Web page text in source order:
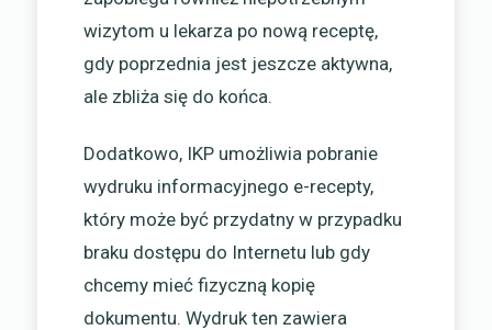
wizytom u lekarza po nową receptę,
gdy poprzednia jest jeszcze aktywna,
ale zbliża się do końca.
Dodatkowo, IKP umożliwia pobranie
wydruku informacyjnego e-recepty,
który może być przydatny w przypadku
braku dostępu do Internetu lub gdy
chcemy mieć fizyczną kopię
dokumentu. Wydruk ten zawiera